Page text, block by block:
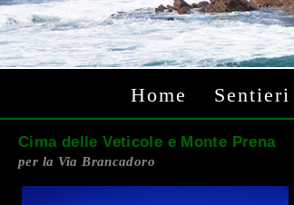
Home Sentieri
Cima delle Veticole e Monte Prena
per la Via Brancadoro